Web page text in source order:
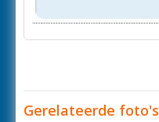
Gerelateerde foto's